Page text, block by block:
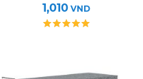
1,010 VND